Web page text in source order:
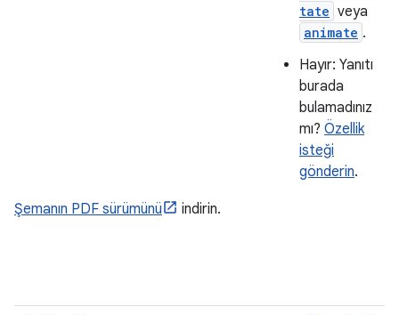
tate veya
animate .
Hayır: Yanıtı
burada
bulamadınız
mı? Özellik
isteği
gönderin.
Şemanın PDF sürümünü indirin.